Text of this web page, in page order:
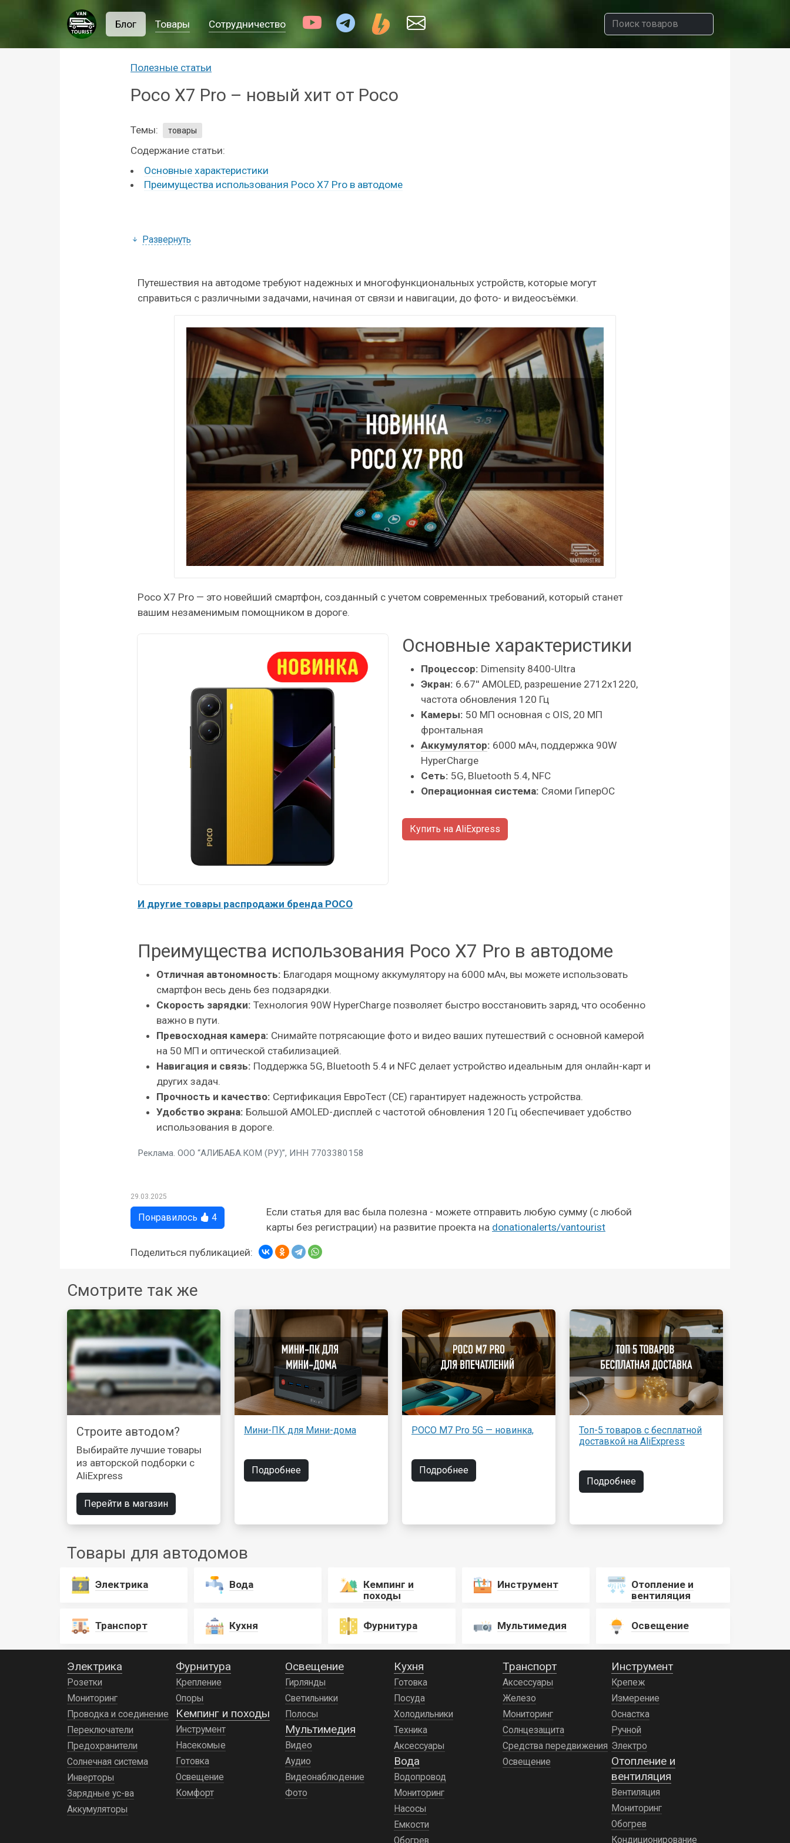
Блог Товары Сотрудничество
Полезные статьи
Poco X7 Pro – новый хит от Poco
Темы: товары
Содержание статьи:
Основные характеристики
Преимущества использования Poco X7 Pro в автодоме
Развернуть
Путешествия на автодоме требуют надежных и многофункциональных устройств, которые могут
справиться с различными задачами, начиная от связи и навигации, до фото- и видеосъёмки.
Poco X7 Pro — это новейший смартфон, созданный с учетом современных требований, который станет
вашим незаменимым помощником в дороге.
Основные характеристики
Процессор: Dimensity 8400-Ultra
Экран: 6.67'' AMOLED, разрешение 2712x1220,
частота обновления 120 Гц
Камеры: 50 МП основная с OIS, 20 МП
фронтальная
Аккумулятор: 6000 мАч, поддержка 90W
HyperCharge
Сеть: 5G, Bluetooth 5.4, NFC
Операционная система: Сяоми ГиперОС
Купить на AliExpress
И другие товары распродажи бренда POCO
Преимущества использования Poco X7 Pro в автодоме
Отличная автономность: Благодаря мощному аккумулятору на 6000 мАч, вы можете использовать
смартфон весь день без подзарядки.
Скорость зарядки: Технология 90W HyperCharge позволяет быстро восстановить заряд, что особенно
важно в пути.
Превосходная камера: Снимайте потрясающие фото и видео ваших путешествий с основной камерой
на 50 МП и оптической стабилизацией.
Навигация и связь: Поддержка 5G, Bluetooth 5.4 и NFC делает устройство идеальным для онлайн-карт и
других задач.
Прочность и качество: Сертификация ЕвроТест (СЕ) гарантирует надежность устройства.
Удобство экрана: Большой AMOLED-дисплей с частотой обновления 120 Гц обеспечивает удобство
использования в дороге.
Реклама. ООО “АЛИБАБА.КОМ (РУ)”, ИНН 7703380158
29.03.2025
Понравилось 4
Если статья для вас была полезна - можете отправить любую сумму (с любой
карты без регистрации) на развитие проекта на donationalerts/vantourist
Поделиться публикацией:
Смотрите так же
Строите автодом?
Выбирайте лучшие товары
из авторской подборки с
AliExpress
Перейти в магазин
Мини-ПК для Мини-дома
Подробнее
POCO M7 Pro 5G — новинка,
Подробнее
Топ-5 товаров с бесплатной
доставкой на AliExpress
Подробнее
Товары для автодомов
Электрика Вода
Кемпинг и
походы
Инструмент
Отопление и
вентиляция
Транспорт Кухня Фурнитура Мультимедия Освещение
Электрика
Розетки
Мониторинг
Проводка и соединение
Переключатели
Предохранители
Солнечная система
Инверторы
Зарядные ус-ва
Аккумуляторы
Фурнитура
Крепление
Опоры
Кемпинг и походы
Инструмент
Насекомые
Готовка
Освещение
Комфорт
Освещение
Гирлянды
Светильники
Полосы
Мультимедия
Видео
Аудио
Видеонаблюдение
Фото
Кухня
Готовка
Посуда
Холодильники
Техника
Аксессуары
Вода
Водопровод
Мониторинг
Насосы
Емкости
Обогрев
Транспорт
Аксессуары
Железо
Мониторинг
Солнцезащита
Средства передвижения
Освещение
Инструмент
Крепеж
Измерение
Оснастка
Ручной
Электро
Отопление и
вентиляция
Вентиляция
Мониторинг
Обогрев
Кондиционирование